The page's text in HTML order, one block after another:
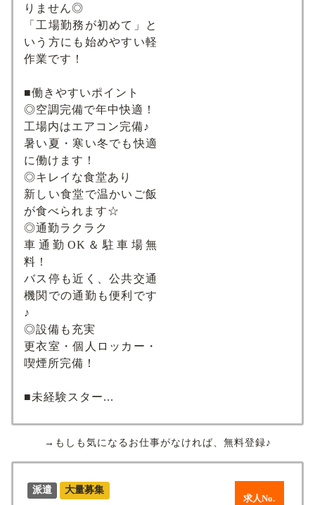
りません◎
「工場勤務が初めて」と
いう方にも始めやすい軽
作業です！
■働きやすいポイント
◎空調完備で年中快適！
工場内はエアコン完備♪
暑い夏・寒い冬でも快適
に働けます！
◎キレイな食堂あり
新しい食堂で温かいご飯
が食べられます☆
◎通勤ラクラク
車通勤OK＆駐車場無
料！
バス停も近く、公共交通
機関での通勤も便利です
♪
◎設備も充実
更衣室・個人ロッカー・
喫煙所完備！
■未経験スター...
→もしも気になるお仕事がなければ、無料登録♪
求人No.
派遣 大量募集